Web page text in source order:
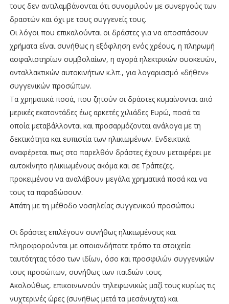
τους δεν αντιλαμβάνονται ότι συνομιλούν με συνεργούς των
δραστών και όχι με τους συγγενείς τους.
Οι λόγοι που επικαλούνται οι δράστες για να αποσπάσουν
χρήματα είναι συνήθως η εξόφληση ενός χρέους, η πληρωμή
ασφαλιστηρίων συμβολαίων, η αγορά ηλεκτρικών συσκευών,
ανταλλακτικών αυτοκινήτων κ.λπ., για λογαριασμό «δήθεν»
συγγενικών προσώπων.
Τα χρηματικά ποσά, που ζητούν οι δράστες κυμαίνονται από
μερικές εκατοντάδες έως αρκετές χιλιάδες Ευρώ, ποσά τα
οποία μεταβάλλονται και προσαρμόζονται ανάλογα με τη
δεκτικότητα και ευπιστία των ηλικιωμένων. Ενδεικτικά
αναφέρεται πως στο παρελθόν δράστες έχουν μεταφέρει με
αυτοκίνητο ηλικιωμένους ακόμα και σε Τράπεζες,
προκειμένου να αναλάβουν μεγάλα χρηματικά ποσά και να
τους τα παραδώσουν.
Απάτη με τη μέθοδο νοσηλείας συγγενικού προσώπου
Οι δράστες επιλέγουν συνήθως ηλικιωμένους και
πληροφορούνται με οποιανδήποτε τρόπο τα στοιχεία
ταυτότητας τόσο των ιδίων, όσο και προσφιλών συγγενικών
τους προσώπων, συνήθως των παιδιών τους.
Ακολούθως, επικοινωνούν τηλεφωνικώς μαζί τους κυρίως τις
νυχτερινές ώρες (συνήθως μετά τα μεσάνυχτα) και